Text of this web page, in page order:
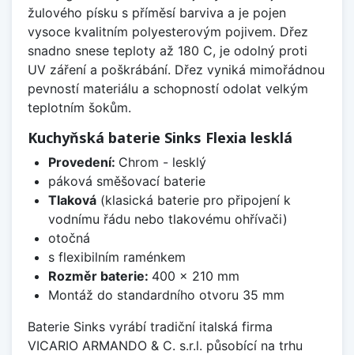
žulového písku s příměsí barviva a je pojen
vysoce kvalitním polyesterovým pojivem. Dřez
snadno snese teploty až 180 C, je odolný proti
UV záření a poškrábání. Dřez vyniká mimořádnou
pevností materiálu a schopností odolat velkým
teplotním šokům.
Kuchyňská baterie Sinks Flexia lesklá
Provedení: Chrom - lesklý
páková směšovací baterie
Tlaková(klasická baterie pro připojení k
vodnímu řádu nebo tlakovému ohřívači)
otočná
s flexibilním raménkem
Rozměr baterie: 400 x 210 mm
Montáž do standardního otvoru 35 mm
Baterie Sinks vyrábí tradiční italská firma
VICARIO ARMANDO & C. s.r.l. působící na trhu